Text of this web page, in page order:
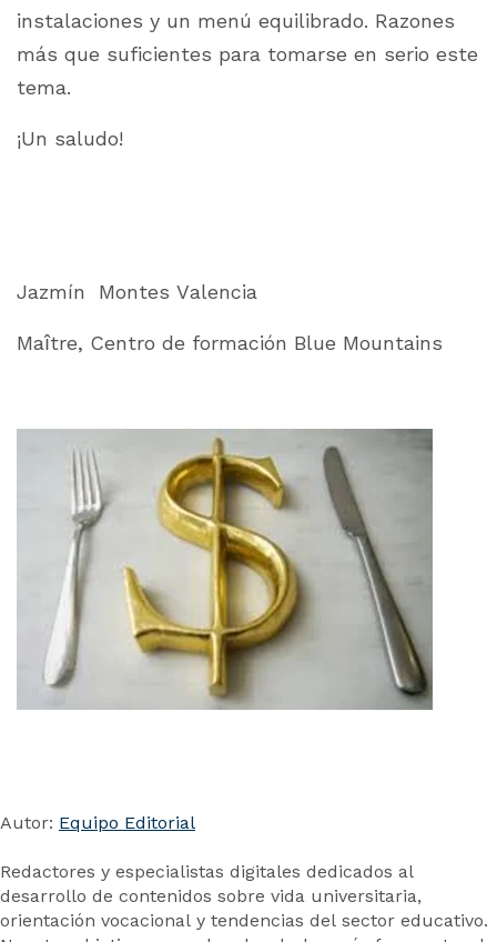
instalaciones y un menú equilibrado. Razones
más que suficientes para tomarse en serio este
tema.
¡Un saludo!
Jazmín Montes Valencia
Maître, Centro de formación Blue Mountains
Autor: Equipo Editorial
Redactores y especialistas digitales dedicados al
desarrollo de contenidos sobre vida universitaria,
orientación vocacional y tendencias del sector educativo.